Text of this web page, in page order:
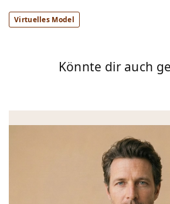
Virtuelles Model
Könnte dir auch